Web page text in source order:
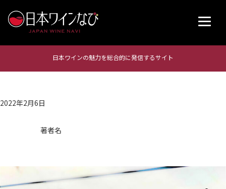
日本ワインの魅力を総合的に発信するサイト
2022年2月6日
著者名